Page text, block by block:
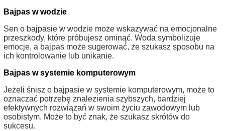
Bajpas w wodzie
Sen o bajpasie w wodzie może wskazywać na emocjonalne
przeszkody, które próbujesz ominąć. Woda symbolizuje
emocje, a bajpas może sugerować, że szukasz sposobu na
ich kontrolowanie lub unikanie.
Bajpas w systemie komputerowym
Jeżeli śnisz o bajpasie w systemie komputerowym, może to
oznaczać potrzebę znalezienia szybszych, bardziej
efektywnych rozwiązań w swoim życiu zawodowym lub
osobistym. Może to być znak, że szukasz skrótów do
sukcesu.